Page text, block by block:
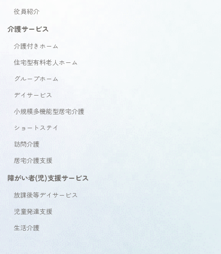
役員紹介
介護サービス
介護付きホーム
住宅型有料老人ホーム
グループホーム
デイサービス
小規模多機能型居宅介護
ショートステイ
訪問介護
居宅介護支援
障がい者(児)支援サービス
放課後等デイサービス
児童発達支援
生活介護